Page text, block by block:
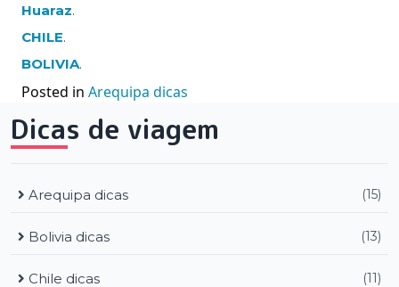
Huaraz.
CHILE.
BOLIVIA.
Posted in Arequipa dicas
Dicas de viagem
Arequipa dicas (15)
Bolivia dicas (13)
Chile dicas (11)